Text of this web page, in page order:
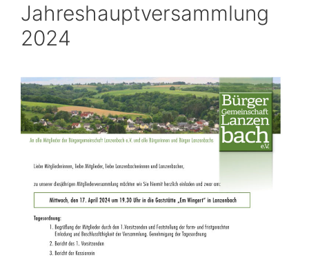
Jahreshauptversammlung
2024